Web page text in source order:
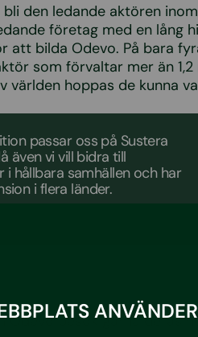
den ledande aktören
företag med en lång
att bilda Odevo. På bara
som förvaltar mer än
världen hoppas de kunna
passar oss på Sustera
även vi vill bidra till
hållbara samhällen och har
i flera länder.
Sustera
Odevo besök gärna deras